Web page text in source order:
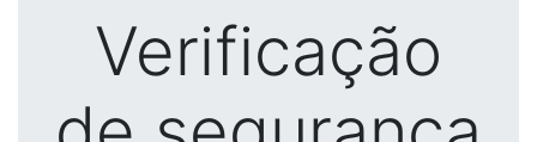
Verificação